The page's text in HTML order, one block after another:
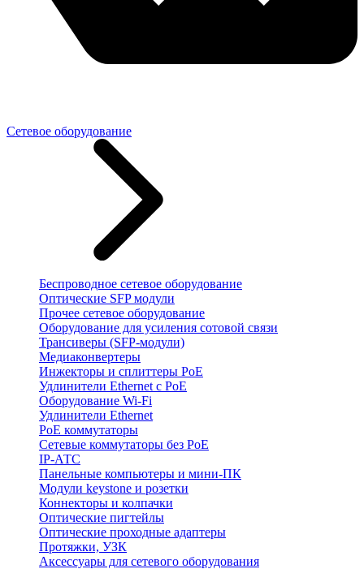
Сетевое оборудование
Беспроводное сетевое оборудование
Оптические SFP модули
Прочее сетевое оборудование
Оборудование для усиления сотовой связи
Трансиверы (SFP-модули)
Медиаконвертеры
Инжекторы и сплиттеры PoE
Удлинители Ethernet с PoE
Оборудование Wi-Fi
Удлинители Ethernet
PoE коммутаторы
Сетевые коммутаторы без PoE
IP-АТС
Панельные компьютеры и мини-ПК
Модули keystone и розетки
Коннекторы и колпачки
Оптические пигтейлы
Оптические проходные адаптеры
Протяжки, УЗК
Аксессуары для сетевого оборудования